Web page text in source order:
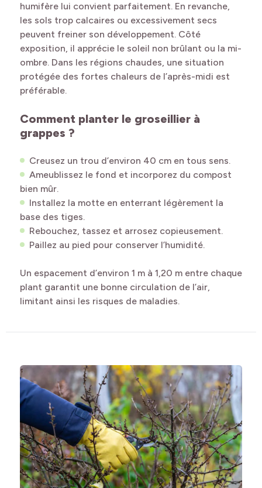
humifère lui convient parfaitement. En revanche,
les sols trop calcaires ou excessivement secs
peuvent freiner son développement. Côté
exposition, il apprécie le soleil non brûlant ou la mi-
ombre. Dans les régions chaudes, une situation
protégée des fortes chaleurs de l’après-midi est
préférable.
Comment planter le groseillier à
grappes ?
Creusez un trou d’environ 40 cm en tous sens.
Ameublissez le fond et incorporez du compost
bien mûr.
Installez la motte en enterrant légèrement la
base des tiges.
Rebouchez, tassez et arrosez copieusement.
Paillez au pied pour conserver l’humidité.
Un espacement d’environ 1 m à 1,20 m entre chaque
plant garantit une bonne circulation de l’air,
limitant ainsi les risques de maladies.